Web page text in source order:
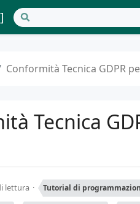
Conformità Tecnica GDPR
Tecnica
lettura Tutorial di